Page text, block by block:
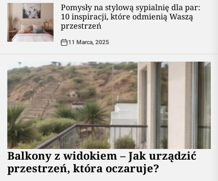
Pomysły na stylową sypialnię dla par:
10 inspiracji, które odmienią Waszą
przestrzeń
11 Marca, 2025
Balkony z widokiem – Jak urządzić
przestrzeń, która oczaruje?